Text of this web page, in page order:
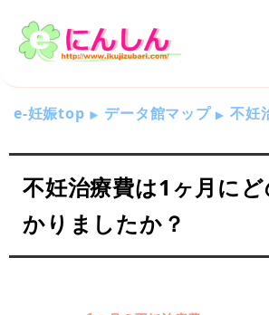
e-妊娠top データ館マップ 不妊
不妊治療費は1ヶ月に
かりましたか？